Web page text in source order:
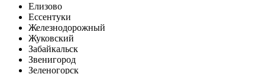
Елизово
Ессентуки
Железнодорожный
Жуковский
Забайкальск
Звенигород
Зеленогорск